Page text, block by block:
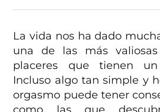
La vida nos ha dado
una de las más
placeres que tienen
Incluso algo tan simple y
orgasmo puede tener